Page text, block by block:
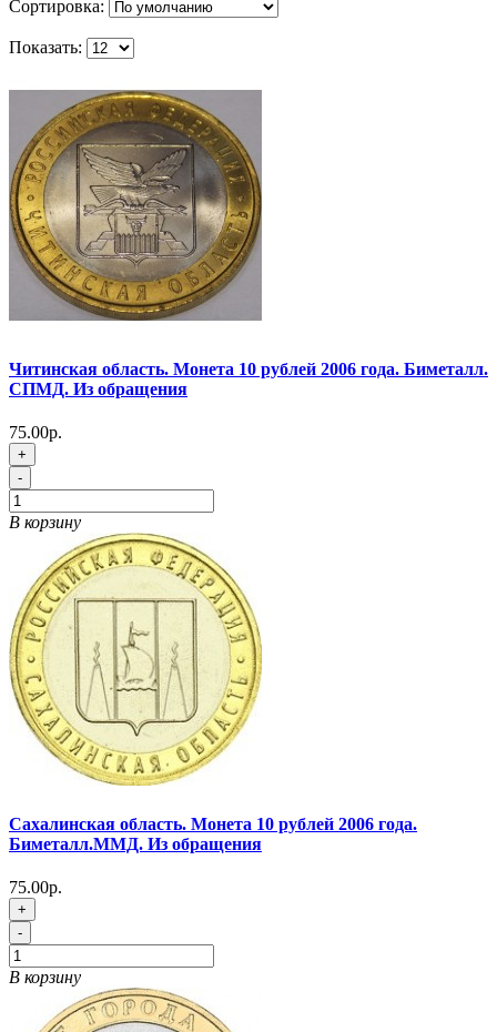
Сортировка:
Показать:
Читинская область. Монета 10 рублей 2006 года. Биметалл.
СПМД. Из обращения
75.00р.
+
-
В корзину
Сахалинская область. Монета 10 рублей 2006 года.
Биметалл.ММД. Из обращения
75.00р.
+
-
В корзину